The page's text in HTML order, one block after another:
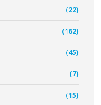
(22)
(162)
(45)
(7)
(15)